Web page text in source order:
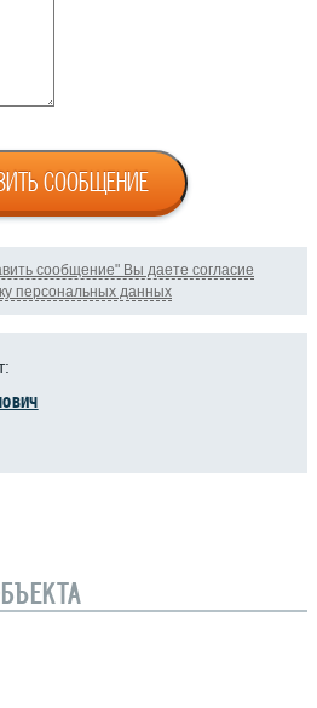
СООБЩЕНИЕ
сообщение" Вы даете согласие
персональных данных